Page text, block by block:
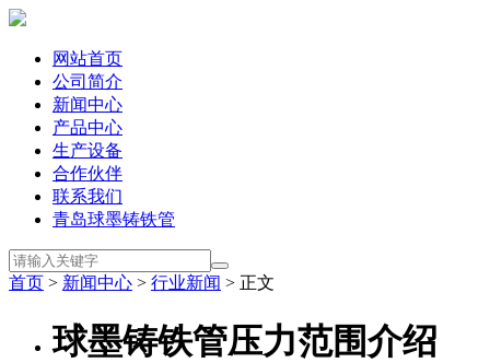
网站首页
公司简介
新闻中心
产品中心
生产设备
合作伙伴
联系我们
青岛球墨铸铁管
首页 > 新闻中心 > 行业新闻 > 正文
球墨铸铁管压力范围介绍